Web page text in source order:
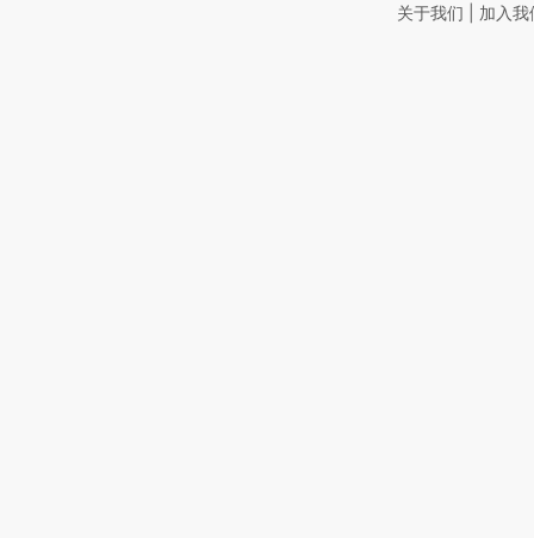
关于我们 加入我